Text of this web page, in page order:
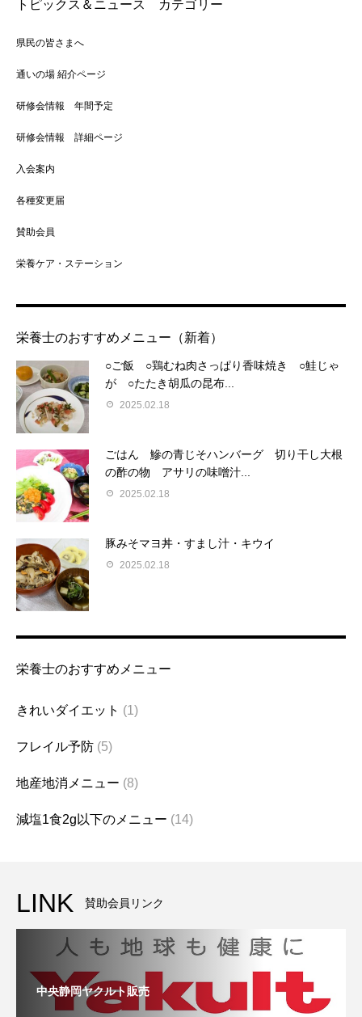
トピックス＆ニュース カテゴリー
県民の皆さまへ
通いの場 紹介ページ
研修会情報 年間予定
研修会情報 詳細ページ
入会案内
各種変更届
賛助会員
栄養ケア・ステーション
栄養士のおすすめメニュー（新着）
○ご飯 ○鶏むね肉さっぱり香味焼き ○鮭じゃ
が ○たたき胡瓜の昆布...
2025.02.18
ごはん 鰺の青じそハンバーグ 切り干し大根
の酢の物 アサリの味噌汁...
2025.02.18
豚みそマヨ丼・すまし汁・キウイ
2025.02.18
栄養士のおすすめメニュー
きれいダイエット (1)
フレイル予防 (5)
地産地消メニュー (8)
減塩1食2g以下のメニュー (14)
LINK 賛助会員リンク
中央静岡ヤクルト販売